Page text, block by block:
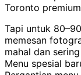
Toronto premium
Tapi untuk
memesan
mahal dan
Menu spesial